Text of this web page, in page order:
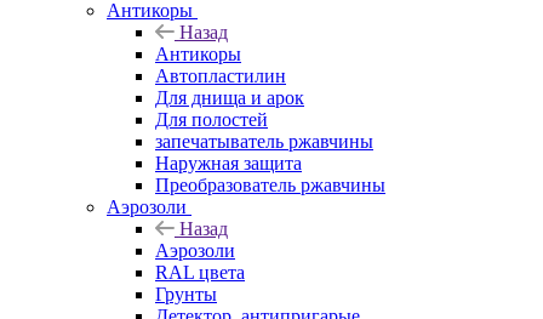
Антикоры
Назад
Антикоры
Автопластилин
Для днища и арок
Для полостей
запечатыватель ржавчины
Наружная защита
Преобразователь ржавчины
Аэрозоли
Назад
Аэрозоли
RAL цвета
Грунты